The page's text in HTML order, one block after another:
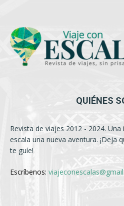
QUIÉNES
Revista de viajes 2012 - 2024.
escala una nueva aventura. ¡Deja
te guíe!
Escríbenos: